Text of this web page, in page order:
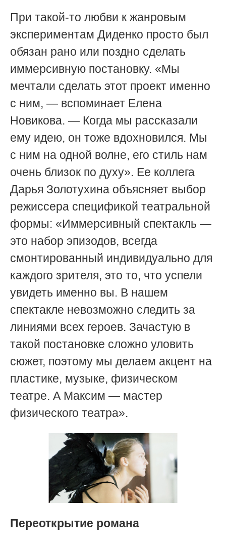
При такой-то любви к жанровым
экспериментам Диденко просто был
обязан рано или поздно сделать
иммерсивную постановку. «Мы
мечтали сделать этот проект именно
с ним, — вспоминает Елена
Новикова. — Когда мы рассказали
ему идею, он тоже вдохновился. Мы
с ним на одной волне, его стиль нам
очень близок по духу». Ее коллега
Дарья Золотухина объясняет выбор
режиссера спецификой театральной
формы: «Иммерсивный спектакль —
это набор эпизодов, всегда
смонтированный индивидуально для
каждого зрителя, это то, что успели
увидеть именно вы. В нашем
спектакле невозможно следить за
линиями всех героев. Зачастую в
такой постановке сложно уловить
сюжет, поэтому мы делаем акцент на
пластике, музыке, физическом
театре. А Максим — мастер
физического театра».
Переоткрытие романа